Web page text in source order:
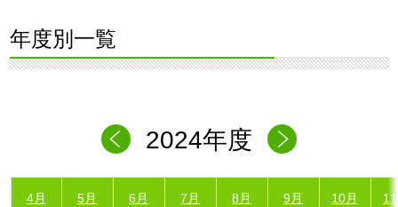
年度別一覧
2024年度
4月 5月 6月 7月 8月 9月 10月